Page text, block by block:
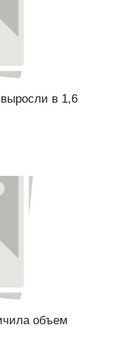
выросли в 1,6
объем